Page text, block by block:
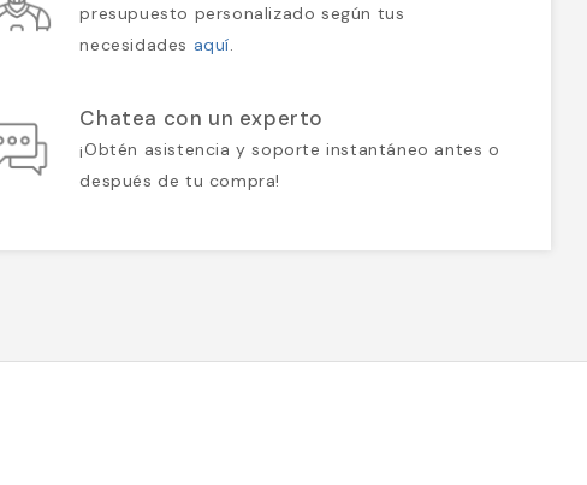
presupuesto personalizado según tus
necesidades aquí.
Chatea con un experto
¡Obtén asistencia y soporte instantáneo antes o
después de tu compra!